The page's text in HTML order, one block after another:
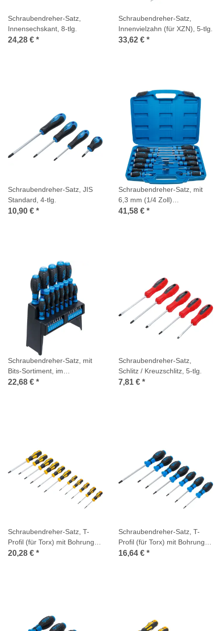
Schraubendreher-Satz,
Innensechskant, 8-tlg.
24,28 € *
Schraubendreher-Satz,
Innenvielzahn (für XZN), 5-tlg.
33,62 € *
Schraubendreher-Satz, JIS
Standard, 4-tlg.
10,90 € *
Schraubendreher-Satz, mit
6,3 mm (1/4 Zoll)
Innenvierkant, 12-tlg.
41,58 € *
Schraubendreher-Satz, mit
Bits-Sortiment, im
Kunststoffständer, 29-tlg.
22,68 € *
Schraubendreher-Satz,
Schlitz / Kreuzschlitz, 5-tlg.
7,81 € *
Schraubendreher-Satz, T-
Profil (für Torx) mit Bohrung
T6 - T40, 11-tlg.
20,28 € *
Schraubendreher-Satz, T-
Profil (für Torx) mit Bohrung,
T10 - T40, 7-tlg.
16,64 € *